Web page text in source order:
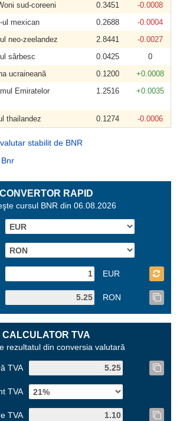
sud-coreeni 0.3451
-0.0008
ul mexican 0.2688
-0.0004
neo-zeelandez 2.8441
-0.0027
sârbesc 0.0425
0
ucraineană 0.1200
+0.0008
Emiratelor
1.2516 +0.0035
thailandez 0.1274 -0.0006
stabilit de BNR
CONVERTOR RAPID
cursul BNR din 06.08.2026
EUR
RON
CALCULATOR TVA
rezultatul din conversia valutară
TVA
TVA
TVA